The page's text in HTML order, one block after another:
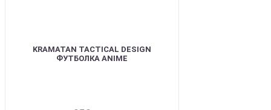
KRAMATAN TACTICAL DESIGN
ФУТБОЛКА ANIME